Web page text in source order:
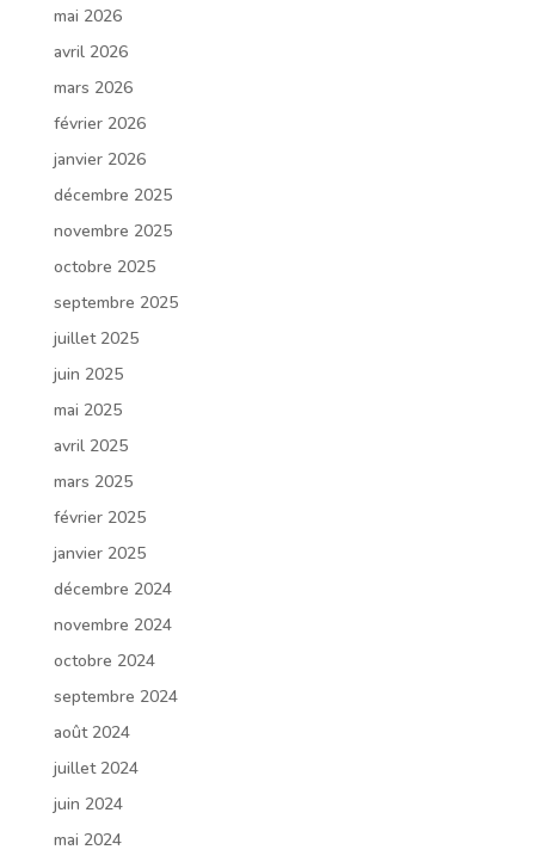
mai 2026
avril 2026
mars 2026
février 2026
janvier 2026
décembre 2025
novembre 2025
octobre 2025
septembre 2025
juillet 2025
juin 2025
mai 2025
avril 2025
mars 2025
février 2025
janvier 2025
décembre 2024
novembre 2024
octobre 2024
septembre 2024
août 2024
juillet 2024
juin 2024
mai 2024